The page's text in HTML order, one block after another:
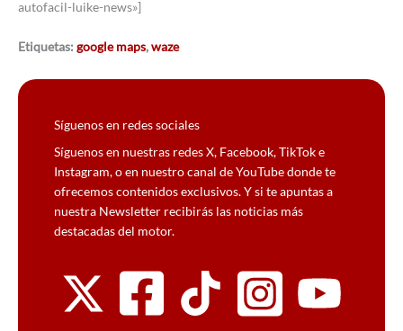
autofacil-luike-news»]
Etiquetas: google maps,waze
Síguenos en redes sociales
Síguenos en nuestras redes X, Facebook, TikTok e
Instagram, o en nuestro canal de YouTube donde te
ofrecemos contenidos exclusivos. Y si te apuntas a
nuestra Newsletter recibirás las noticias más
destacadas del motor.